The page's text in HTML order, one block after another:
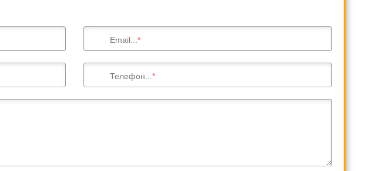
Email...
Телефон...